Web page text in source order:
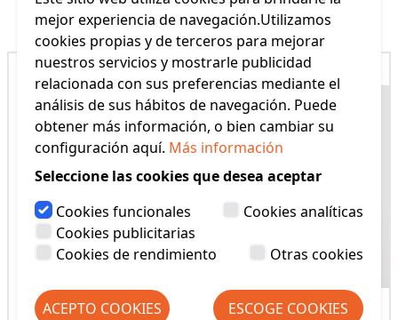
Productos Relacionados
mejor experiencia de navegación.Utilizamos
cookies propias y de terceros para mejorar
nuestros servicios y mostrarle publicidad
relacionada con sus preferencias mediante el
análisis de sus hábitos de navegación. Puede
obtener más información, o bien cambiar su
configuración aquí. Más información
Seleccione las cookies que desea aceptar
Cookies funcionales
Cookies analíticas
Cookies publicitarias
Cookies de rendimiento
Otras cookies
ACEPTO COOKIES ESCOGE COOKIES